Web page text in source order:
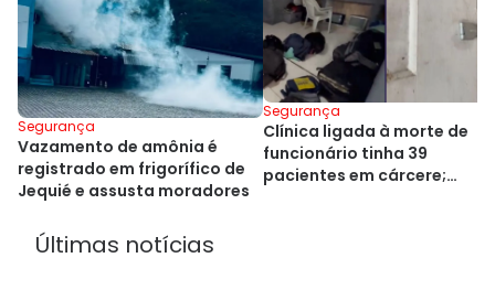
Segurança
Vazamento de amônia é
registrado em frigorífico de
Jequié e assusta moradores
Segurança
Clínica ligada à morte de
funcionário tinha 39
pacientes em cárcere;
Últimas notícias